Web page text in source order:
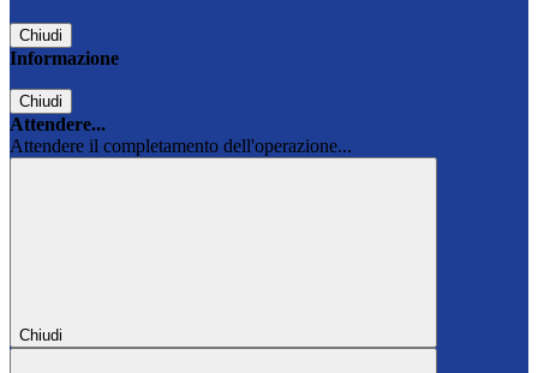
Chiudi
Informazione
Chiudi
Attendere...
Attendere il completamento dell'operazione...
Chiudi